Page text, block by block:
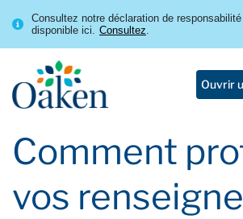
Consultez notre déclaration de
disponible ici. Consultez.
Ouvrir
Comment
vos